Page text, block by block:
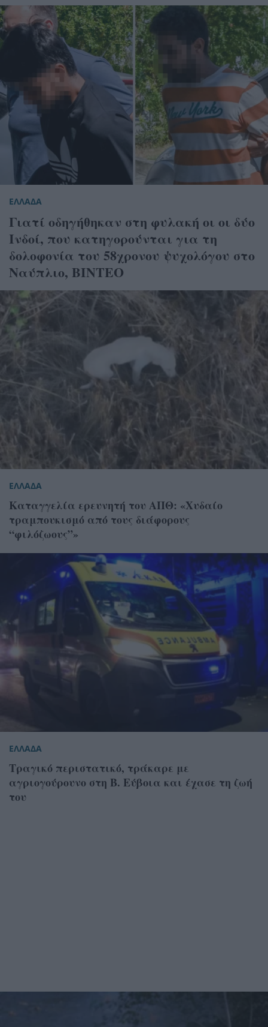
ΕΛΛΑΔΑ
Γιατί οδηγήθηκαν στη φυλακή οι οι δύο
Ινδοί, που κατηγορούνται για τη
δολοφονία του 58χρονου ψυχολόγου στο
Ναύπλιο, ΒΙΝΤΕΟ
ΕΛΛΑΔΑ
Καταγγελία ερευνητή του ΑΠΘ: «Χυδαίο
τραμπουκισμό από τους διάφορους
“φιλόζωους”»
ΕΛΛΑΔΑ
Τραγικό περιστατικό, τράκαρε με
αγριογούρουνο στη Β. Εύβοια και έχασε τη ζωή
του